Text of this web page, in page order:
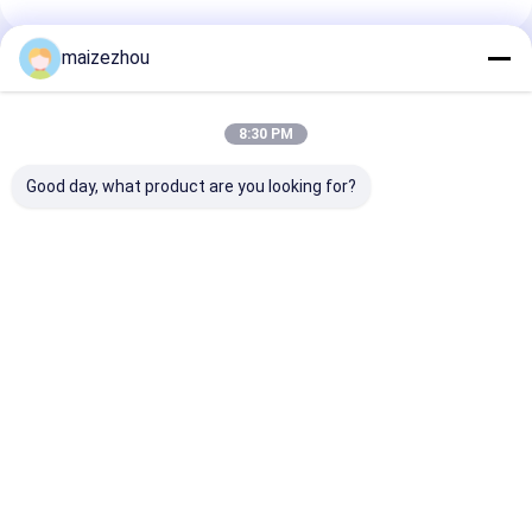
Empfohlene Produkte
maizezhou
8:30 PM
Good day, what product are you looking for?